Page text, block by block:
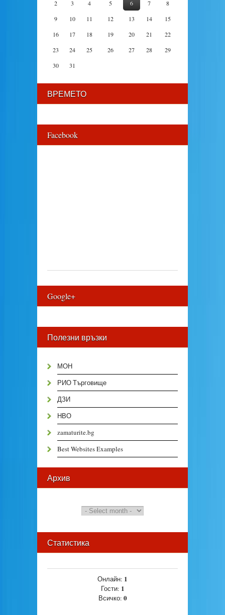
2 3 4 5 6 7
8
9
10 11 12 13 14
15
16
17 18 19 20 21
22
23
24 25 26 27 28
29
30
31
ВРЕМЕТО
Facebook
Google+
Полезни връзки
МОН
РИО Търговище
ДЗИ
НВО
zamaturite.bg
Best Websites Examples
Архив
Статистика
Онлайн: 1
Гости: 1
Всичко: 0